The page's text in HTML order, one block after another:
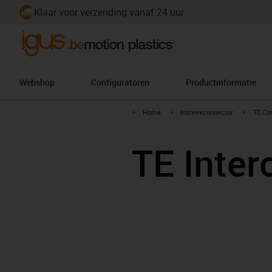
Klaar voor verzending vanaf 24 uur
Webshop Configuratoren Productinformatie
igus-icon-arrow-right
Home igus-icon-arrow-right
Insteekconnector igus-
TE
TE